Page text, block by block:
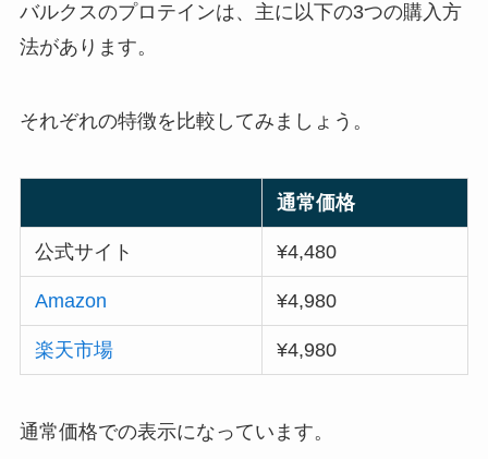
バルクスのプロテインは、主に以下の3つの購入方
法があります。
それぞれの特徴を比較してみましょう。
通常価格
公式サイト ¥4,480
Amazon ¥4,980
楽天市場 ¥4,980
通常価格での表示になっています。